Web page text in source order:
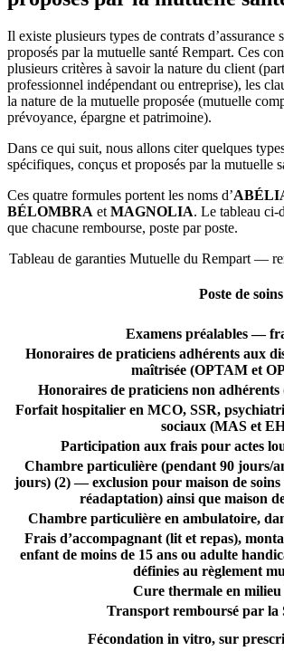
Il existe plusieurs types de contrats d’assurance
proposés par la mutuelle santé Rempart. Ces
plusieurs critères à savoir la nature du client
professionnel indépendant ou entreprise), les
la nature de la mutuelle proposée (mutuelle
prévoyance, épargne et patrimoine).
Dans ce qui suit, nous allons citer quelques
spécifiques, conçus et proposés par la mutuelle
Ces quatre formules portent les noms d’
BÉLOMBRA etMAGNOLIA. Le tableau ci-
que chacune rembourse, poste par poste.
Tableau de garanties Mutuelle du Rempart —
Poste de soins
Examens préalables —
Honoraires de praticiens adhérents aux
maîtrisée (OPTAM et
Honoraires de praticiens non
Forfait hospitalier en MCO, SSR,
sociaux (MAS et
Participation aux frais pour actes
Chambre particulière (pendant 90 jours/
jours) (2) — exclusion pour maison de soins
réadaptation) ainsi que maison
Chambre particulière en ambulatoire,
Frais d’accompagnant (lit et repas),
enfant de moins de 15 ans ou adulte
définies au règlement
Cure thermale en
Transport remboursé par la
Fécondation in vitro, sur